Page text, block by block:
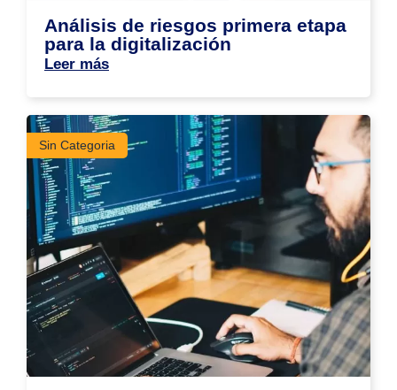
Análisis de riesgos primera etapa
para la digitalización
Leer más
Sin Categoria